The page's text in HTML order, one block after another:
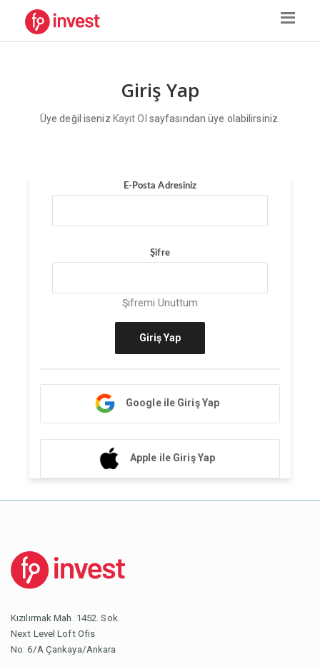
Giriş Yap
Üye değil iseniz Kayıt Ol sayfasından üye olabilirsiniz.
E-Posta Adresiniz
Şifre
Şifremi Unuttum
Giriş Yap
Google ile Giriş Yap
Apple ile Giriş Yap
Kızılırmak Mah. 1452. Sok.
Next Level Loft Ofis
No: 6/A Çankaya/Ankara